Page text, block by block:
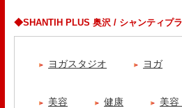
◆SHANTIH PLUS 奥沢 / シャンティプ
ヨガスタジオ ヨガ
美容 健康 美容